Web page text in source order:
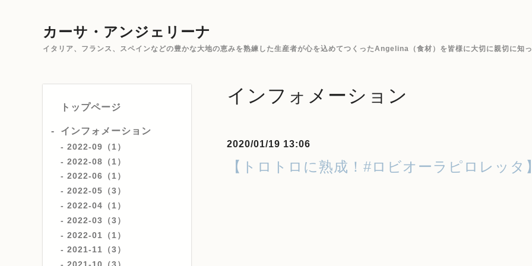
カーサ・アンジェリーナ
イタリア、フランス、スペインなどの豊かな大地の恵みを熟練した生産者が心を込めてつくったAngelina（食材）を皆様に大切に親切に知っ
トップページ
インフォメーション
2022-09（1）
2022-08（1）
2022-06（1）
2022-05（3）
2022-04（1）
2022-03（3）
2022-01（1）
2021-11（3）
インフォメーション
2020/01/19 13:06
【トロトロに熟成！#ロビオーラピロレッタ】